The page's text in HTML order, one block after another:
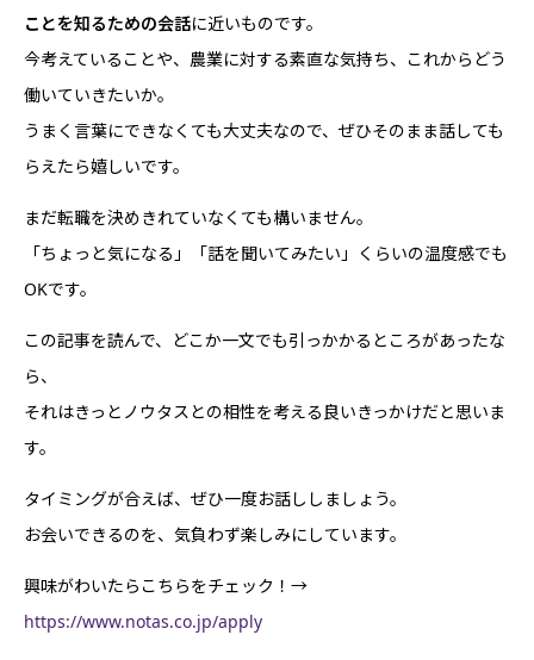
ことを知るための会話に近いものです。
今考えていることや、農業に対する素直な気持ち、これからどう
働いていきたいか。
うまく言葉にできなくても大丈夫なので、ぜひそのまま話しても
らえたら嬉しいです。
まだ転職を決めきれていなくても構いません。
「ちょっと気になる」「話を聞いてみたい」くらいの温度感でも
OKです。
この記事を読んで、どこか一文でも引っかかるところがあったな
ら、
それはきっとノウタスとの相性を考える良いきっかけだと思いま
す。
タイミングが合えば、ぜひ一度お話ししましょう。
お会いできるのを、気負わず楽しみにしています。
興味がわいたらこちらをチェック！→
https://www.notas.co.jp/apply